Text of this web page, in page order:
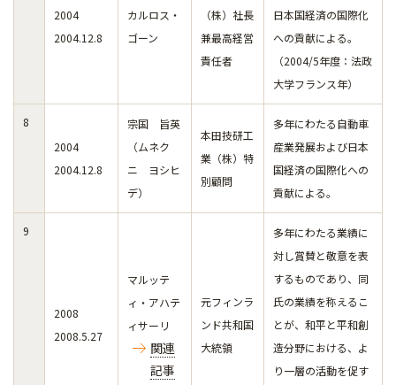
2004
2004.12.8
カルロス・
ゴーン
（株）社長
兼最高経営
責任者
日本国経済の国際化
への貢献による。
（2004/5年度：法政
大学フランス年）
8
2004
2004.12.8
宗国 旨英
（ムネク
ニ ヨシヒ
デ）
本田技研工
業（株）特
別顧問
多年にわたる自動車
産業発展および日本
国経済の国際化への
貢献による。
9
2008
2008.5.27
マルッテ
ィ・アハテ
ィサーリ
関連
記事
元フィンラ
ンド共和国
大統領
多年にわたる業績に
対し賞賛と敬意を表
するものであり、同
氏の業績を称えるこ
とが、和平と平和創
造分野における、よ
り一層の活動を促す